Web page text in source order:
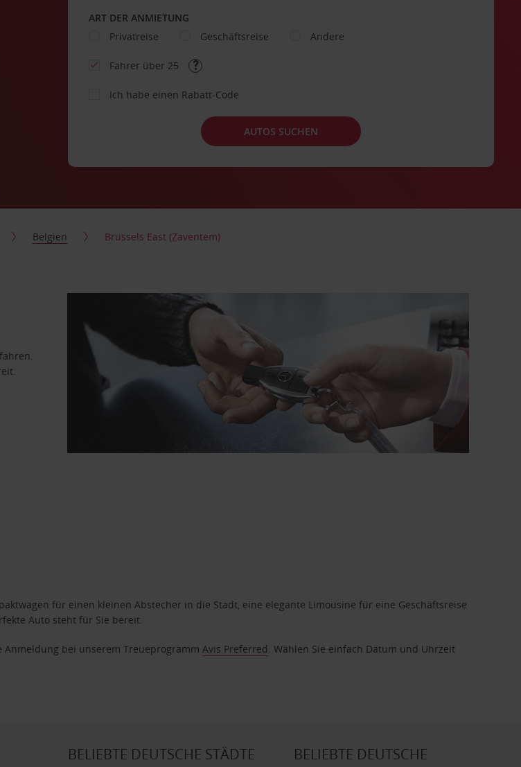
ART DER ANMIETUNG
Privatreise
Geschäftsreise Andere
Fahrer über 25
Ich habe einen Rabatt-Code
AUTOS SUCHEN
Belgien Brussels East (Zaventem)
für einen kleinen Abstecher in die Stadt, eine elegante Limousine für eine Geschäftsreise
Auto steht für Sie bereit.
Anmeldung bei unserem TreueprogrammAvis Preferred. Wählen Sie einfach Datum und Uhrzeit
BELIEBTE DEUTSCHE STÄDTE
BELIEBTE DEUTSCHE